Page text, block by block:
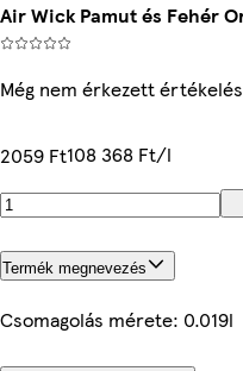
Air Wick Pamut és Fehér
Még nem érkezett értékelés
2059 Ft108 368 Ft/l
Termék megnevezés
Csomagolás mérete: 0.019l